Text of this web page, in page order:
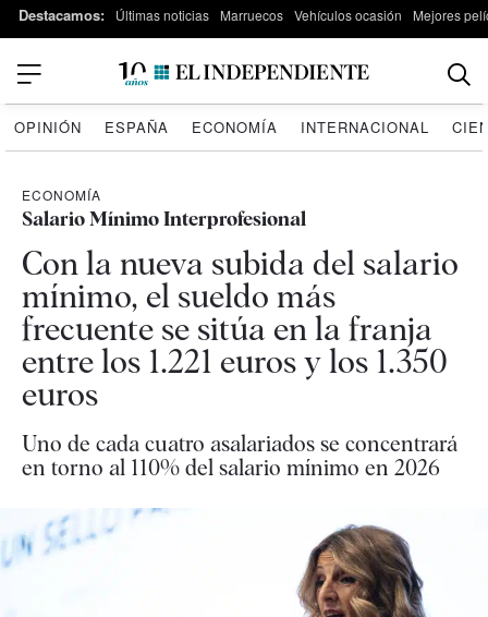
Destacamos: Últimas noticias Marruecos Vehículos ocasión Mejores
OPINIÓN ESPAÑA ECONOMÍA INTERNACIONAL
ECONOMÍA
Salario Mínimo Interprofesional
Con la nueva subida del salario
mínimo, el sueldo más
frecuente se sitúa en la franja
entre los 1.221 euros y los 1.350
euros
Uno de cada cuatro asalariados se concentrará
en torno al 110% del salario mínimo en 2026